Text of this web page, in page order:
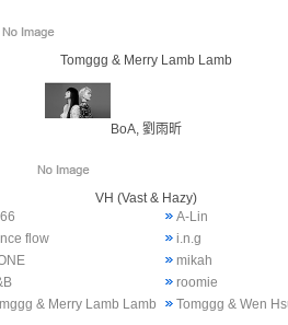
Tomggg & Merry Lamb Lamb
BoA, 劉雨昕
VH (Vast & Hazy)
A-Lin
flow
i.n.g
mikah
roomie
& Merry Lamb Lamb Tomggg & Wen